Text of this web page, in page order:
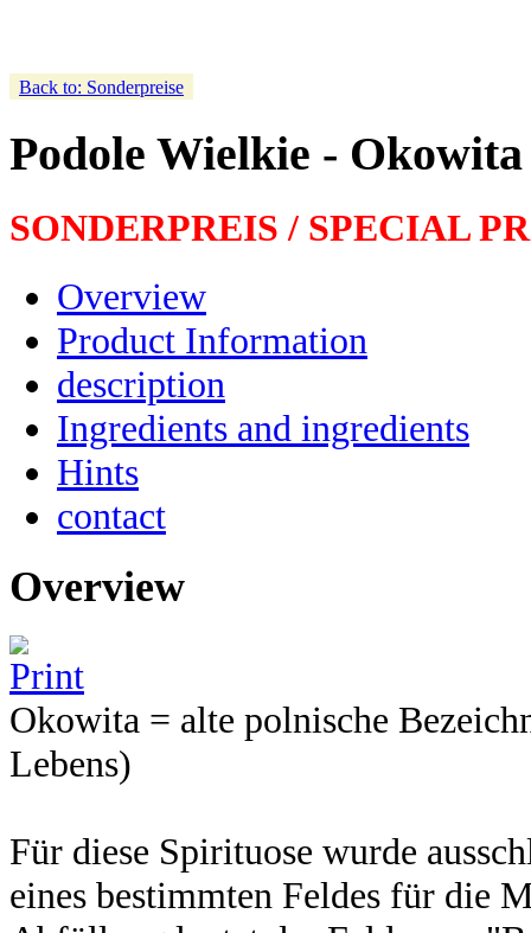
Back to: Sonderpreise
Podole Wielkie -
SONDERPREIS / SPECIAL
Overview
Product Information
description
Ingredients and ingredients
Hints
contact
Overview
Okowita = alte polnische
Lebens)
Für diese Spirituose wurde
eines bestimmten Feldes für die